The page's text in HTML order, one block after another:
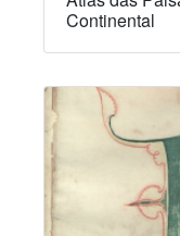
Continental